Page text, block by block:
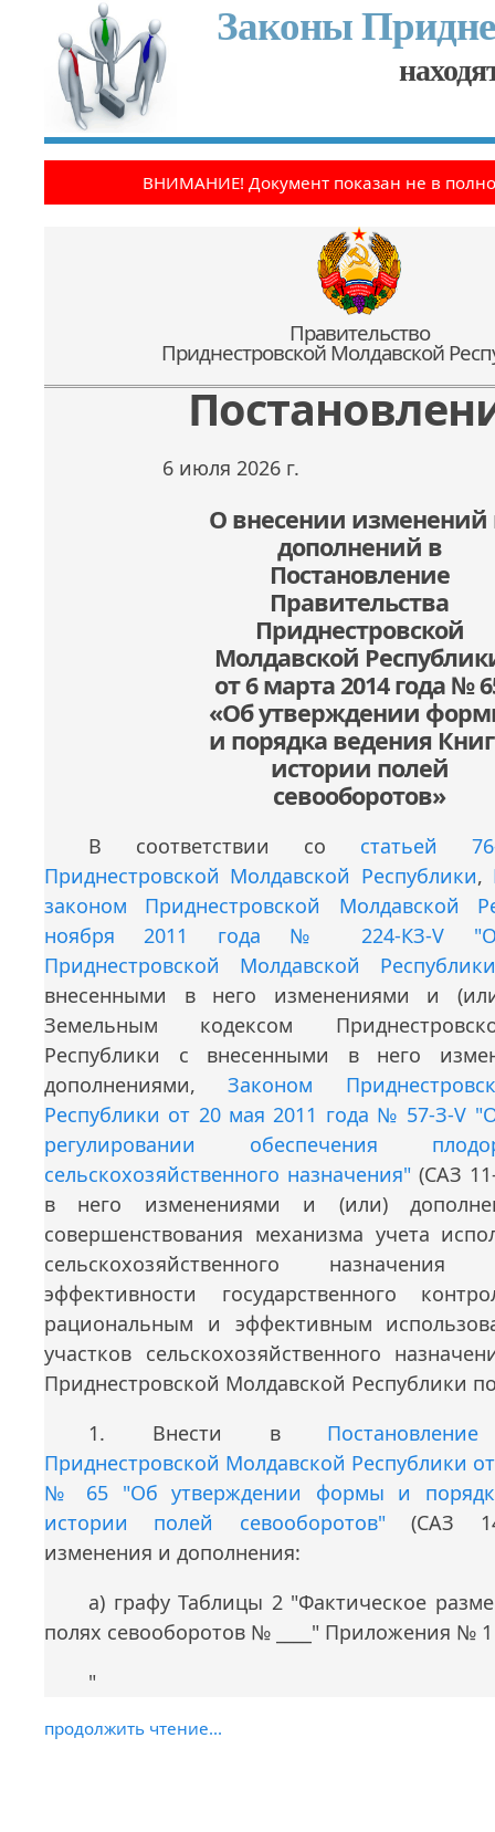
Законы
ВНИМАНИЕ! Документ показан не в
Правительство
Приднестровской Молдавской
6 июля 2026 г.
О внесении изменений
дополнений в
Постановление
Правительства
Приднестровской
Молдавской
от 6 марта 2014 года №
«Об утверждении
и порядка ведения
истории полей
севооборотов»
В соответствии со статьей
Приднестровской Молдавской Республики,
законом Приднестровской Молдавской
ноября 2011 года № 224-КЗ-V "О
Приднестровской Молдавской
внесенными в него изменениями и
Земельным кодексом
Республики с внесенными в него
дополнениями,Законом
Республики от 20 мая 2011 года № 57-З-V
регулировании обеспечения
сельскохозяйственного назначения" (САЗ
в него изменениями и (или)
совершенствования механизма учета
сельскохозяйственного
эффективности государственного
рациональным и эффективным
участков сельскохозяйственного
Приднестровской Молдавской Республики
1. Внести в
Приднестровской Молдавской Республики
№ 65 "Об утверждении формы и
истории полей севооборотов"(САЗ
изменения и дополнения:
а) графу Таблицы 2 "Фактическое
полях севооборотов № ____" Приложения №
"
продолжить чтение...